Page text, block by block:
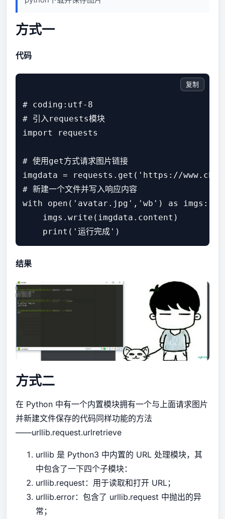
方式一
代码
# coding:utf-8
# 引入requests模块
import requests
# 使用get方式请求图片链接
imgdata = requests.get('https://
# 新建一个文件并写入响应内容
with open('avatar.jpg','wb') as imgs:
    imgs.write(imgdata.content)
复制
结果
方式二
在 Python 中有一个内置模块拥有一个与上面请求图片
并新建文件保存的代码同样功能的方法
——urllib.request.urlretrieve
urllib 是 Python3 中内置的 URL 处理模块，其
中包含了一下四个子模块：
urllib.request：用于读取和打开 URL；
urllib.error：包含了 urllib.request 中抛出的异
常；